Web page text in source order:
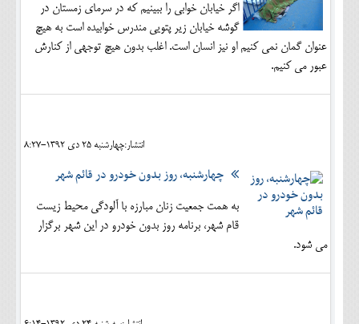
اگر خیابان خوابی را ببینیم که در سرمای زمستان در
گوشه خیابان زیر پتویی مندرس خوابیده است به هیچ
عنوان گمان نمی کنیم او نیز انسان است. اغلب بدون هیچ توجهی از کنارش
عبور می کنیم.
انتشار:چهارشنبه 25 دی 1392-8:27
چهارشنبه، روز بدون خودرو در قائم شهر
به همت جمعیت زنان مبارزه با آلودگی محیط زیست
قام شهر، برنامه روز بدون خودرو در این شهر برگزار
می شود.